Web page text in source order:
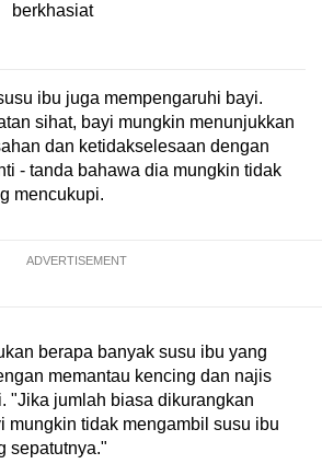
berkhasiat
ibu juga mempengaruhi bayi.
sihat, bayi mungkin menunjukkan
dan ketidakselesaan dengan
- tanda bahawa dia mungkin tidak
mencukupi.
ADVERTISEMENT
berapa banyak susu ibu yang
memantau kencing dan najis
"Jika jumlah biasa dikurangkan
mungkin tidak mengambil susu ibu
sepatutnya."